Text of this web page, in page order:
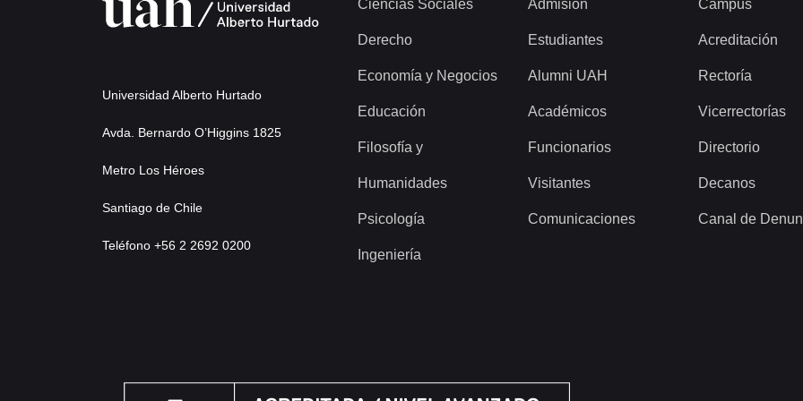
Universidad Alberto Hurtado
Avda. Bernardo O’Higgins 1825
Metro Los Héroes
Santiago de Chile
Teléfono +56 2 2692 0200
Ciencias Sociales
Derecho
Economía y Negocios
Educación
Filosofía y
Humanidades
Psicología
Ingeniería
Admisión
Estudiantes
Alumni UAH
Académicos
Funcionarios
Visitantes
Comunicaciones
Campus
Acreditación
Rectoría
Vicerrectorías
Directorio
Decanos
Canal de